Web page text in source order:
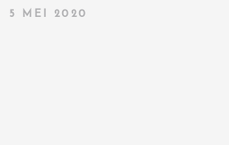
5 MEI 2020